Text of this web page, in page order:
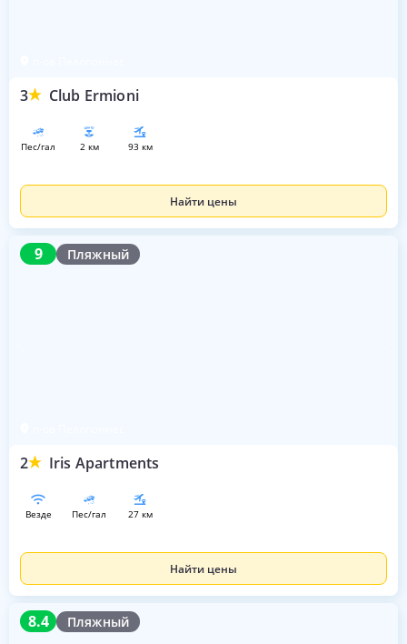
3 Club Ermioni
пес/гал 2 км 93 км
Найти цены
9 Пляжный
2 Iris Apartments
9
везде пес/гал 27 км
Найти цены
8.4 Пляжный
8.4